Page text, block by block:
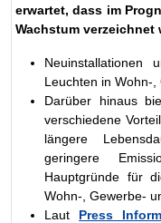
erwartet, dass im
Wachstum verzeichnet
Neuinstallationen
Leuchten in Wohn-,
Darüber hinaus
verschiedene
längere
geringere
Hauptgründe für
Wohn-, Gewerbe-
Laut Press